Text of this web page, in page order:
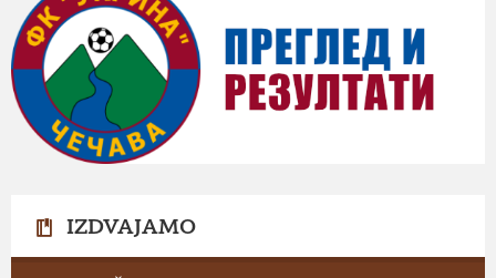
IZDVAJAMO